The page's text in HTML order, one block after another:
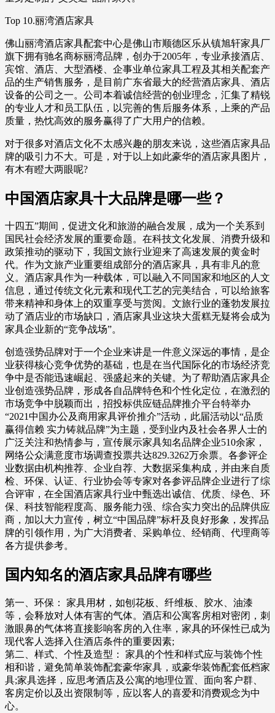
Top 10.丽湾酒店家具
佛山丽湾酒店家具配套中心是佛山市顺德区乐从镇旭轩家具厂
旗下拥有驰名商标丽湾品牌，创办于2005年，专业承接酒店、
宾馆、酒店、大型酒楼、企事业单位家具工程及其相关配套产
品的生产销售服务，是目前广东省最大的经营酒店家具、酒店
设备的公司之一。公司本着诚信经营的创业理念，汇集了精锐
的专业人才和员工队伍，以完善的售后服务体系，上乘的产品
质量，热忱高效的服务赢得了广大用户的信赖。
对于很多对酒店文化不太感兴趣的朋友来说，这些酒店家具品
牌的吸引力不大。可是，对于以上如此豪华的酒店家具图片，
有木有瞪大两眼呢?
中国酒店家具十大品牌是哪一些？
十四五”期间，促进文化和旅游的融合发展，成为一个关系到
国民社会经济发展的重要命题。在科技文化发展、消费升级和
政策推动的驱动下，我国文旅行业迎来了高速发展的黄金时
代。作为文旅产业重要组成部分的酒店家具，具有非凡的意
义。酒店家具作为一种载体，可以融入不同国家和地区的人文
信息，通过传统文化元素和现代工艺的完美结合，可以给旅客
带来精神和身体上的双重享受与赏阅。文旅行业的蓬勃发展拉
动了酒店业的市场缺口，酒店家具业这块大蛋糕无疑将会成为
家具企业新的“竞争战场”。
创造强势品牌对于一个企业来讲是一件意义深远的事情，是企
业获得核心竞争优势的基础，也是在当代国际化的市场经济竞
争中是否能迅速崛起、强盛起来的关键。为了帮助酒店家具企
业创造强势品牌，形成各自品牌特色和个性化定位，在激烈的
市场竞争中脱颖而出，招投标供应链品牌推介平台特举办
“2021中国办公及商用家具评价推介”活动，此届活动以“品质
赢得信赖 实力铸就品牌”为主题，受到业内及社会各界人士的
广泛关注和热情参与，宣传展示家具知名品牌企业510余家，
网络公众满意度市场调查投票共达829.3262万余票。各参评企
业数据由机构推荐、企业自荐、大数据采集构成，并由来自质
检、环保、认证、行业协会等专家对各参评品牌企业进行了综
合评审，在全国酒店家具行业中甄选出诚信、优质、绿色、环
保、科技智能程度高、服务能力强、综合实力突出的品牌供应
商，加以大力宣传，树立“中国品牌”标杆及良好形象，发挥品
牌的引领作用，为广大消费者、采购单位、经销商、代理商等
各方提供参考。
国内知名的酒店家具品牌有哪些
第一、环保： 家具用材，如刨花板、纤维板、胶水、油漆
等，会释放对人体有害的气体。酒店和公寓客房相对密闭，刺
激眼鼻的气体将直接影响客房的入住率，家具的环保性已成为
现代客人选择入住酒店条件的重要因素;
第二、样式、个性及造型： 家具的个性和样式应与装饰个性
相和谐，避免简单装饰配套豪华家具，或豪华装饰配套低档家
具;家具选择，应思考酒店及公寓的地理位置、面向客户群、
客房定价以及出资限制等，应以客人的喜爱和消费观念为中
心。